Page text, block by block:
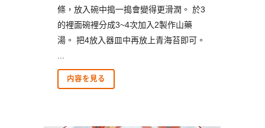
條，放入碗中搗一搗會變得更滑潤。 於3
的裡面碗裡分成3~4次加入2製作山藥
湯。 把4放入器皿中再放上青海苔即可。
...
内容を見る